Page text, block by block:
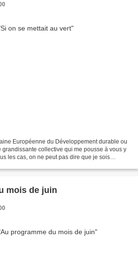
Européenne du Développement durable ou
collective qui me pousse à vous y
les cas, on ne peut pas dire que je sois
mois de juin